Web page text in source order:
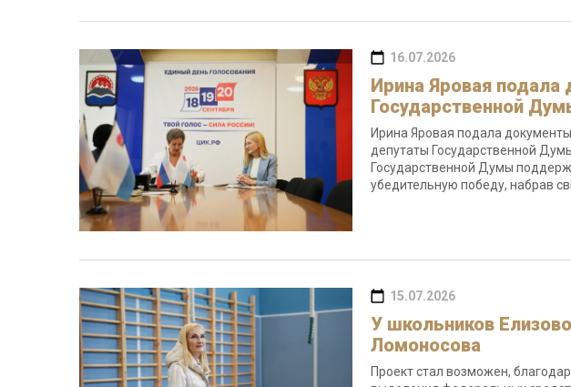
16.07.2026
Ирина Яровая подала
Государственной
Ирина Яровая подала
депутаты Государственной
Государственной Думы
убедительную победу, набрав
15.07.2026
У школьников
Ломоносова
Проект стал возможен,